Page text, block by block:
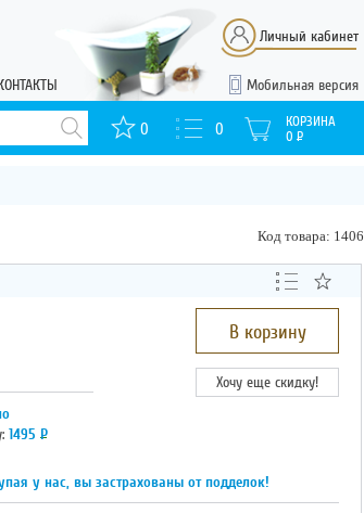
Мобильная версия
Личный кабинет
0 0
КОРЗИНА
0 Р
Код товара: 1406
В корзину
Хочу еще скидку!
1495 Р
у нас, вы застрахованы от подделок!